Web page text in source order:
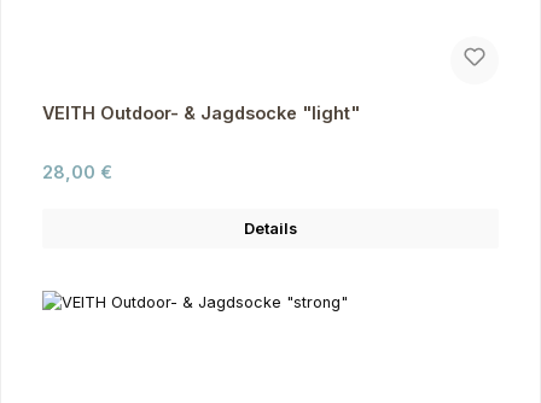
VEITH Outdoor- & Jagdsocke "light"
Regulärer Preis:
28,00 €
Details